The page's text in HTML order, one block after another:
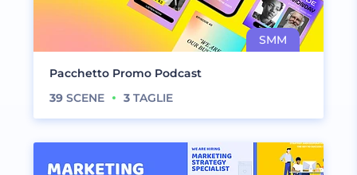
Pacchetto Promo Podcast
39 SCENE 3 TAGLIE